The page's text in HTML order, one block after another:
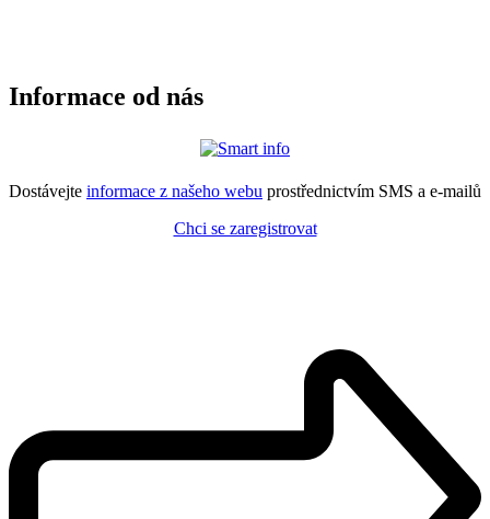
Informace od nás
Dostávejte informace z našeho webu prostřednictvím SMS a e-mailů
Chci se zaregistrovat